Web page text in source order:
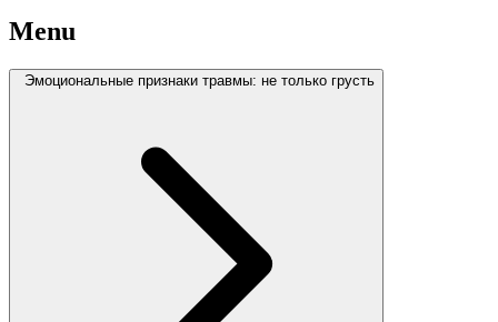
Menu
Эмоциональные признаки травмы: не только грусть